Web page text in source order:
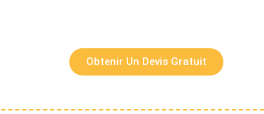
Obtenir Un Devis Gratuit